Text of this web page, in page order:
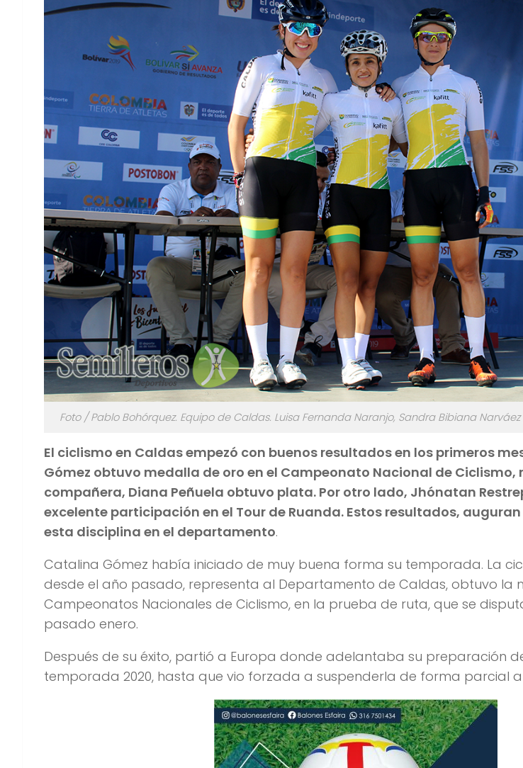
Foto / Pablo Bohórquez. Equipo de Caldas. Luisa Fernanda Naranjo, Sandra Bibiana
El ciclismo en Caldas empezó con buenos resultados en los primeros
Gómez obtuvo medalla de oro en el Campeonato Nacional de Ciclismo,
compañera, Diana Peñuela obtuvo plata. Por otro lado, Jhónatan
excelente participación en el Tour de Ruanda. Estos resultados,
esta disciplina en el departamento.
Catalina Gómez había iniciado de muy buena forma su temporada. La
desde el año pasado, representa al Departamento de Caldas, obtuvo la
Campeonatos Nacionales de Ciclismo, en la prueba de ruta, que se
pasado enero.
Después de su éxito, partió a Europa donde adelantaba su preparación
temporada 2020, hasta que vio forzada a suspenderla de forma parcial a